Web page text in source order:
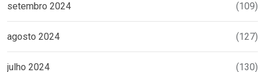
setembro 2024 (109)
agosto 2024 (127)
julho 2024 (130)